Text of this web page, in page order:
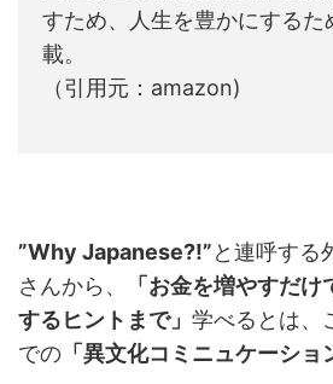
すため、人生を豊かにするた
載。
（引用元：amazon)
”Why Japanese?!”と連呼する
さんから、
「お金を増やすだ
するヒントまで」 学べるとは、
での 「異文化コミニュケーショ